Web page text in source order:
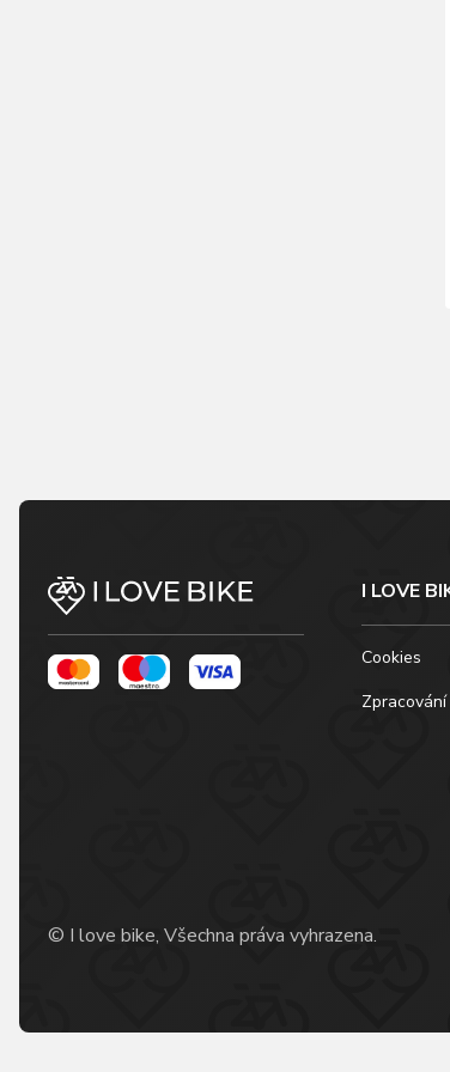
I LOVE
Cookies
© I love bike, Všechna práva vyhrazena.